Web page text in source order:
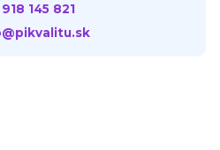
145 821